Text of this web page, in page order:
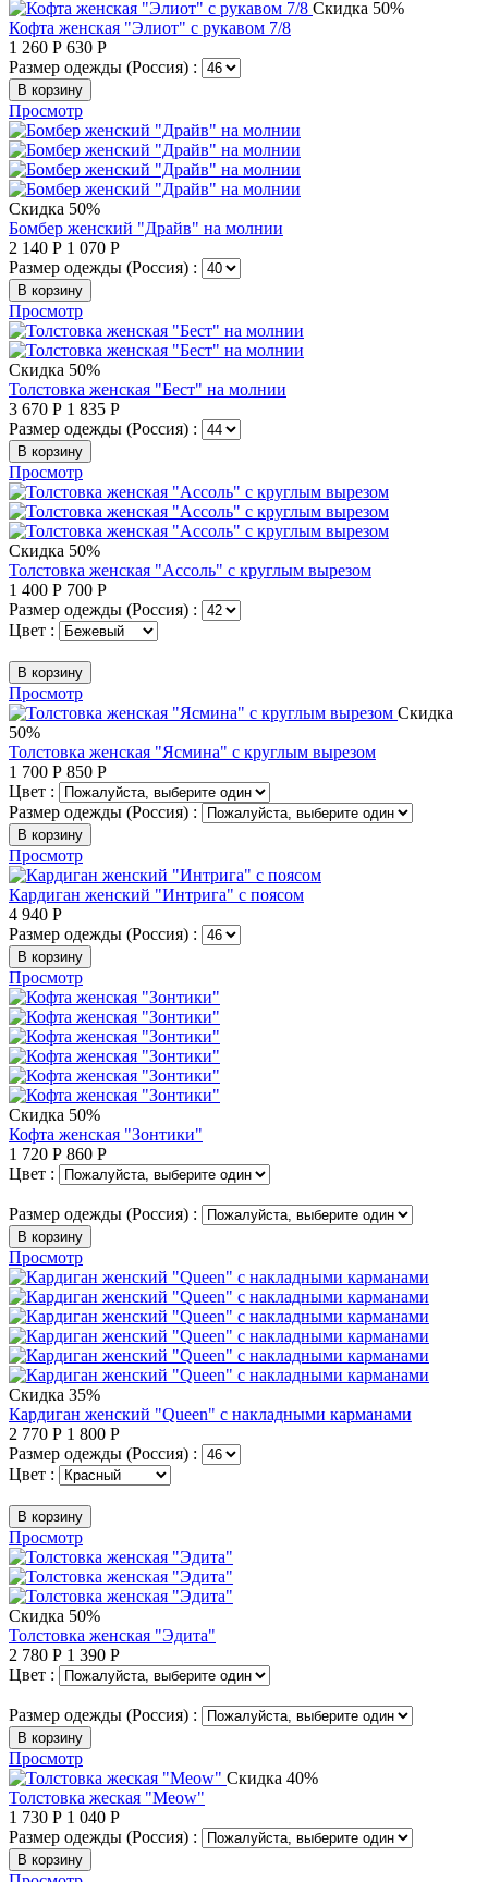
Скидка 50%
Кофта женская "Элиот" с рукавом 7/8
1 260 Р 630 Р
Размер одежды (Россия) :
В корзину
Просмотр
Скидка 50%
Бомбер женский "Драйв" на молнии
2 140 Р 1 070 Р
Размер одежды (Россия) :
В корзину
Просмотр
Скидка 50%
Толстовка женская "Бест" на молнии
3 670 Р 1 835 Р
Размер одежды (Россия) :
В корзину
Просмотр
Скидка 50%
Толстовка женская "Ассоль" с круглым вырезом
1 400 Р 700 Р
Размер одежды (Россия) :
Цвет :
В корзину
Просмотр
Скидка
50%
Толстовка женская "Ясмина" с круглым вырезом
1 700 Р 850 Р
Цвет :
Размер одежды (Россия) :
В корзину
Просмотр
Кардиган женский "Интрига" с поясом
4 940 Р
Размер одежды (Россия) :
В корзину
Просмотр
Скидка 50%
Кофта женская "Зонтики"
1 720 Р 860 Р
Цвет :
Размер одежды (Россия) :
В корзину
Просмотр
Скидка 35%
Кардиган женский "Queen" с накладными карманами
2 770 Р 1 800 Р
Размер одежды (Россия) :
Цвет :
В корзину
Просмотр
Скидка 50%
Толстовка женская "Эдита"
2 780 Р 1 390 Р
Цвет :
Размер одежды (Россия) :
В корзину
Просмотр
Скидка 40%
Толстовка жеская "Meow"
1 730 Р 1 040 Р
Размер одежды (Россия) :
В корзину